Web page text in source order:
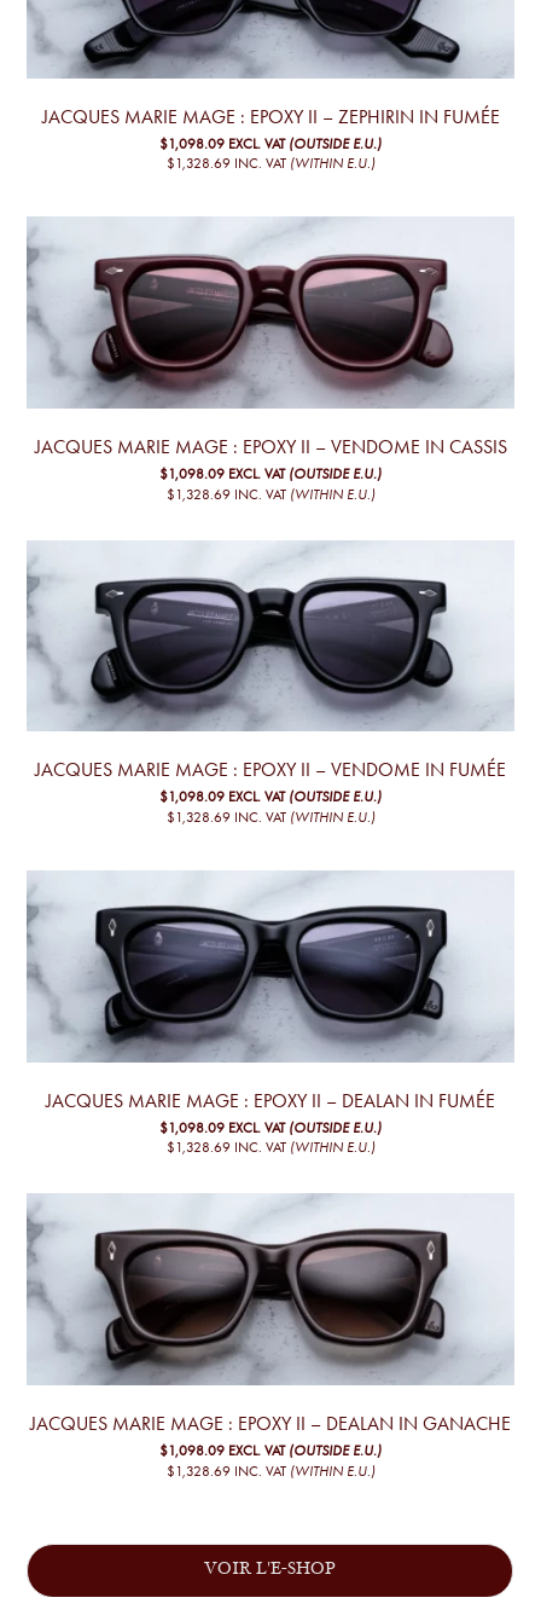
JACQUES MARIE MAGE : EPOXY II – ZEPHIRIN IN FUMÉE
$1,098.09 EXCL. VAT (OUTSIDE E.U.)
$1,328.69 INC. VAT (WITHIN E.U.)
JACQUES MARIE MAGE : EPOXY II – VENDOME IN CASSIS
$1,098.09 EXCL. VAT (OUTSIDE E.U.)
$1,328.69 INC. VAT (WITHIN E.U.)
JACQUES MARIE MAGE : EPOXY II – VENDOME IN FUMÉE
$1,098.09 EXCL. VAT (OUTSIDE E.U.)
$1,328.69 INC. VAT (WITHIN E.U.)
JACQUES MARIE MAGE : EPOXY II – DEALAN IN FUMÉE
$1,098.09 EXCL. VAT (OUTSIDE E.U.)
$1,328.69 INC. VAT (WITHIN E.U.)
JACQUES MARIE MAGE : EPOXY II – DEALAN IN GANACHE
$1,098.09 EXCL. VAT (OUTSIDE E.U.)
$1,328.69 INC. VAT (WITHIN E.U.)
VOIR L'E-SHOP